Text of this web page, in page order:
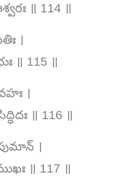
॥ 114 ॥
।
॥ 115 ॥
।
॥ 116 ॥
।
॥ 117 ॥